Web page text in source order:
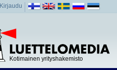
Kirjaudu
Kotimainen yrityshakemisto